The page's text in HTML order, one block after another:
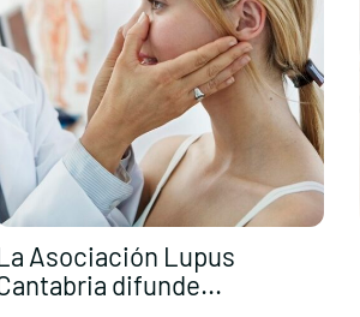
Asociación Lupus
difunde...